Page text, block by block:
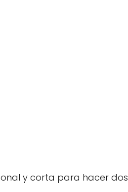
y corta para hacer dos